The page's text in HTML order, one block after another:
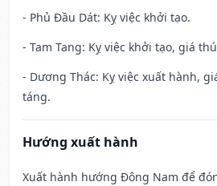
- Phủ Đầu Dát: Kỵ việc khởi tạo.
- Tam Tang: Kỵ việc khởi tạo, giá
- Dương Thác: Kỵ việc xuất hành,
táng.
Hướng xuất hành
Xuất hành hướng Đông Nam để